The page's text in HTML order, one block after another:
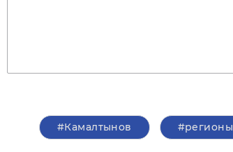
#Камалтынов #регионы